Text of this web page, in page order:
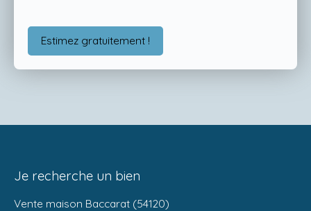
Estimez gratuitement !
Je recherche un bien
Vente maison Baccarat (54120)